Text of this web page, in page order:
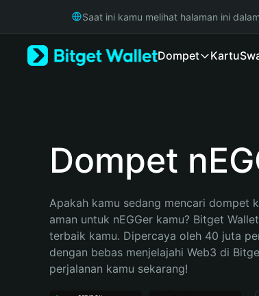
Русский
Bahasa Indonesia
Saat ini kamu melihat halaman ini dalam
Dompet Kartu
Dompet
Apakah kamu sedang mencari dompet
aman untuk nEGGer kamu? Bitget
terbaik kamu. Dipercaya oleh 40 juta
dengan bebas menjelajahi Web3 di
perjalanan kamu sekarang!